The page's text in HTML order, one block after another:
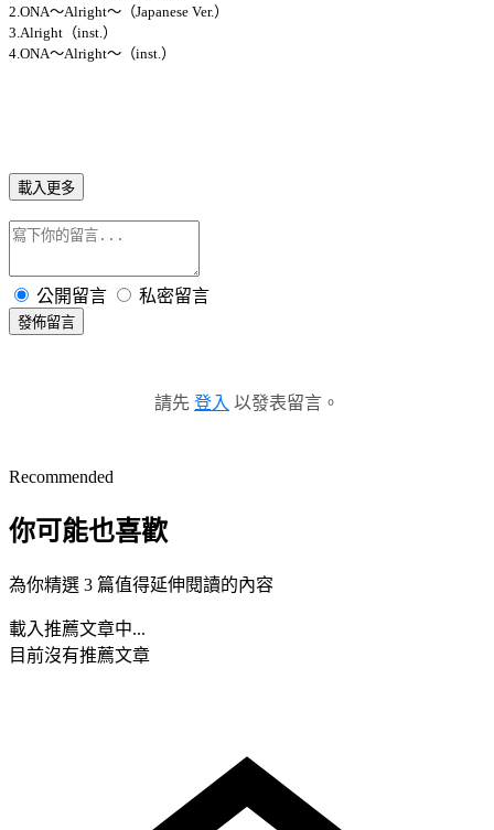
2.ONA～Alright～（Japanese Ver.）
3.Alright（inst.）
4.ONA～Alright～（inst.）
載入更多
公開留言 私密留言
發佈留言
請先 登入 以發表留言。
Recommended
你可能也喜歡
為你精選 3 篇值得延伸閱讀的內容
載入推薦文章中...
目前沒有推薦文章